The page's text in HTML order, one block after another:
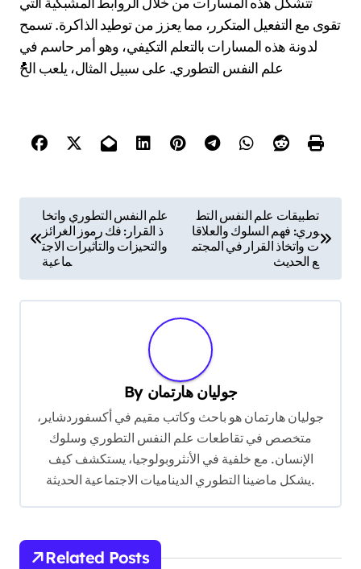
تقوى مع التفعيل المتكرر، مما يعزز من توطيد الذاكرة. تسمح
لدونة هذه المسارات بالتعلم التكيفي، وهو أمر حاسم في
علم النفس التطوري. على سبيل المثال، يلعب الحُُُُُُُُُُُُُُُُُُُُُُُُُُُُُُُُُُُُُُُُُُُُُُُُُُُُُُُُُُُُُُُُُُُُُُُُُُُُُُُُُُُُُُُُُُُُُُُُُُُُُُُُُُُُُُُُُُُُُُُُُُُُُُُُُُُُُُُُُُُُُُُُُُُُُُُُُُُُُُُُُُُُُُُُُُُُُُُُُُُُُُُُُُُُُُُُُُُُُُُُُُُُُُُُُُُُُُُُُُُُُُُُُُُُُُُُُُُُُُُُُُُُُُُُُُُُُُُُُُُُُُُُُُُُُُُُُُُُُُُُُُُُُُُُُُُُُُُُُُُُُُُُُُُُُُُُُُُُُُُُُُُُُُُُُُُُُُُُُُُُُُُُُُُُُُُُُُُُُُُُُُُُُُُُُُُُُُُُُُُُُُُُُُُُُُُُُُُُُُُُُُُُُُُُُُُُُُُُُُُُُُُُُُُُُُُُُُُُُُُُُُُُُُُُُُُُُُُُُُُُُُُُُُُُُُُُُُُُُُُُُُُُُُُُُُُُُُُُُُُُُُُُُُُُُُُُُُُُُُُُُُُُُُُُُُُُُُُُُُُُُُُُُُُُُُُُُُُُُُُُُُُُُُُُُُُُُُُُُُُُُُُُُُُُُُُُُُُُُُُُُُُُُُُُُُُُُُُُُُُُُُُُُُُُُُُُُُُُُُُُُُُُُُُُُُُُُُُُُُُُُُُُُُُُُُُُُُُُُُُُُُُُُُُُُُُُُُُُُُُُُُُُُُُُُُُُُُُُُُُُُُُُُُُُُُُُُُُُُُُُُُُُُُُُُُُُُُُُُُُُُُُُُُُُُُُُُُُُُُُُُُُُُُُُُُُُُُُُُُُُُُُُُُُُُُُُُُُُُُُُُُُُُُُُُُُُُُُُُُُُُُُُُُُُُُُُُُُُُُُُُُُُُُُُُُُُُُُُُُُُُُُُُُُُُُُُُُُُُُُُُُُُُُُُُُُُُُُُُُُُُُُُُُُُُُُُُُُُُُُُُُُُُُُُُُُُُُُُُُُُُُُُُُُُُُُُُُُُُُُُُُُُُُُُُُُُُُُُُُُُُُُُُُُُُُُُُُُُُُُُُُُُُُُُُُُُُُُُُُُُُُُُُُُُُُُُُُُُُُُُُُُُُُُُُُُُُُُُُُُُُُُُُُُُُُُُُُُُُُُُُُُُُُُُُُُُُُُُُُُُُُُُُُُُُُُُُُُُُُُُُُُُُُُُُُُُُُُُُُُُُُُُُُُُُُُُُُُُُُُُُُُُُُُُُُُُُُُُُُُُُُُُُُُُُُُُُُُُُُُُُُُُُُُُُُُُُُُُُُُُُُُُُُُُُُُُُُُُُُُُُُُُُُُُُُُُُُُُُُُُُُُُُُُُُُُُُُُُُُُُُُُُُُُُُُُُُُُُُُُُُُُُُُُُُُُُُُُُُُُُُُُُُُُُُُُُُُُُُُُُُُُُُُُُُُُُُُُُُُُُُُُُُُُُُُُُُُُُُُُُُُُُُُُُُُُُُُُُُُُُُُُُُُُُُُُُُُُُُُُُُُُُُُُُُُُُُُُُُُُُُُُُُُُُُُُُُُُُُُُُُُُُُُُُُُُُُُُُُُُُُُُُُُُُُُُُُُُُُُُُُُُُُُُُُُُُُُُُُُُُُُُُُُُُُُُُُُُُُُُُُُُُُُُُُُُُُُُُُُُُُُُُُُُُُُُُُُُُُُُُُُُُُُُُُُُُُُُُُُُُُُُُُُُُُُُُُُُُُُُُُُُُُُُُُُُُُُُُُُُُُُُُُُُُُُُُُُُُُُُُُُُُُُُُُُُُُُُُُُُُُُُُُُُُُُُُُُُُُُُُُُُُُُُُُُُُُُُُُُُُُُُُُُُُُُُُُُُُُُُُُُُُُُُُُُُُُُُُُُُُُُُُُُُُُُُُُُُُُُُُُُُُُُُُُُُُُُُُُُُُُُُُُُُُُُُُُُُُُُُُُُُُُُُُُُُُُُُُُُُُُُُُُُُُُُُُُُُُُُُُُُُُُُُُُُُُُُُُُُُُُُُُُُُُُُُُُُُُُُُُُُُُُُُُُُُُُُُُُُُُُُُُُُُُُُُُُُُُُُُُُُُُُُُُُُُُُُُُُُُُُُُُُُُُُُُُُُُُُُُُُُُُُُُُُُُُُُُُُُُُُُُُُُُُُُُُُُُُُُُُُُُُُُُُُُُُُُُُُُُُُُُُُُُُُُُُُُُُُُُُُُُُُُُُُُُُُُُُُُُُُُُُُُُُُُُُُُُُُُُُُُُُُُُُُُُُُُُُُُُُُُُُُُُُُُُُُُُُُُُُُُُُُُُُُُُُُُُُُُُُُُُُُُُُُُُُُُُُُُُُُُُُُُُُُُُُُُُُُُُُُُُُُُُُُُُُُُُُُُُُُُُُُُُُُُُُُُُُُُُُُُُُُُُُُُُُُُُُُُُُُُُُُُُُُُُُُُُُُُُُُُُُُُُُُُُُُُُُُُُُُُُُُُُُُُُُُُُُُُُُُُُُُُُُُُُُُُُُُُُُُُُُُُُُُُُُُُُُُُُُُُُُُُُُُُُُُُُُُُُُُُُُُُُُُُُُُُُُُُُُُُُُُُُُُُُُُُُُُُُُُُُُُُُُُُُُُُُُُُُُُُُُُُُُُُُُُُُُُُُُُُُُُُُُُُُُُُُُُُُُُُُُُُُُُُُُُُُُُُُُُُُُُُُُُُُُُُُُُُُُُُُُُُُُُُُُُُُُُُُُُُُُُُُُُُُُُُُُُُُُُُُُُُُُُُُُُُُُُُُُُُُُُُُُُُُُُُُُُُُُُُُُُُُُُُُُُُُُُُُُُُُُُُُُُُُُُُُُُُُُُُُُُُُُُُُُُُُُُُُُُُُُُُُُُُُُُُُُُُُُُُُُُُُُُُُُُُُُُُُُُُُُُُُُُُُُُُُُُُُُُُُُُُُُُُُُُُُُُُُُُُُُُُُُُُُُُُُُُُُُُُُُُُُُُُُُُُُُُُُُُُُُُُُُُُُُُُُُُُُُُُُُُُُُُُُُُُُُُُُُُُُُُُُُُُُُُُُُُُُُُُُُُُُُُُُُُُُُُُُُُُُُُُُُُُُُُُُُُُُُُُُُُُُُُُُُُُُُُُُُُُُُُُُُُُُُُُُُُُُُُُُُُُُُُُُُُُُُُُُُُُُُُُُُُُُُُُُُُُُُُُُُُُُُُُُُُُُُُُُُُُُُُُُُُُُُُُُُُُُُُُُُ
o
i
علم النفس التطوري واتخا
ذ القرار: فك رموز الغرائز
والتحيزات والتأثيرات الاجت
ماعية
تطبيقات علم النفس التط
وري: فهم السلوك والعلاقا
ت واتخاذ القرار في المجتم
ع الحديث
By جوليان هارتمان
جوليان هارتمان هو باحث وكاتب مقيم في أكسفوردشاير،
متخصص في تقاطعات علم النفس التطوري وسلوك
الإنسان. مع خلفية في الأنثروبولوجيا، يستكشف كيف
يشكل ماضينا التطوري الديناميات الاجتماعية الحديثة.
Related Posts